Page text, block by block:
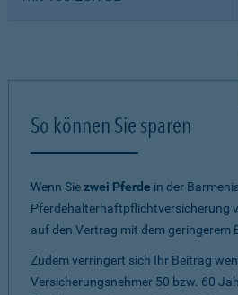
So können Sie sparen
Wenn Siezwei Pferde in der
Pferdehalterhaftpflichtversicherung
auf den Vertrag mit dem geringerem
Zudem verringert sich Ihr Beitrag
Versicherungsnehmer 50 bzw. 60